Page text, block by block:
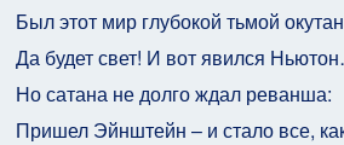
Был этот мир глубокой тьмой
Да будет свет! И вот явился
Но сатана не долго ждал реванша:
Пришел Эйнштейн – и стало все,